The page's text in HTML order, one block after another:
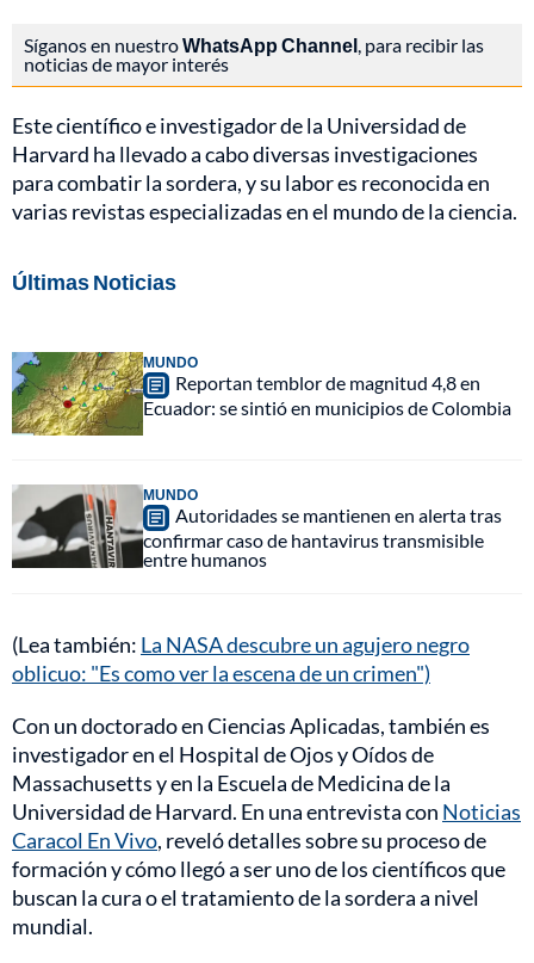
Síganos en nuestroWhatsApp Channel , para recibir las
noticias de mayor interés
Este científico e investigador de la Universidad de
Harvard ha llevado a cabo diversas investigaciones
para combatir la sordera, y su labor es reconocida en
varias revistas especializadas en el mundo de la ciencia.
Últimas Noticias
MUNDO
Reportan temblor de magnitud 4,8 en
Ecuador: se sintió en municipios de Colombia
MUNDO
Autoridades se mantienen en alerta tras
confirmar caso de hantavirus transmisible
entre humanos
(Lea también: La NASA descubre un agujero negro
oblicuo: "Es como ver la escena de un crimen")
Con un doctorado en Ciencias Aplicadas, también es
investigador en el Hospital de Ojos y Oídos de
Massachusetts y en la Escuela de Medicina de la
Universidad de Harvard. En una entrevista con Noticias
Caracol En Vivo, reveló detalles sobre su proceso de
formación y cómo llegó a ser uno de los científicos que
buscan la cura o el tratamiento de la sordera a nivel
mundial.